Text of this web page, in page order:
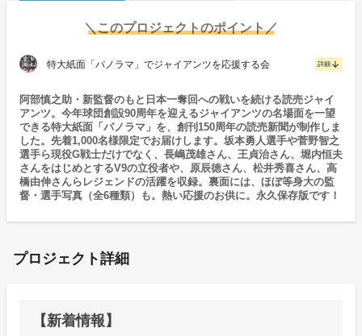
＼このプロジェクトのポイント／
特大紙面「パノラマ」でジャイアンツを応援する会 詳細 arrow_downward
阿部慎之助・新監督のもと日本一奪回への戦いを続ける読売ジャイ
アンツ。今年球団創設90周年を迎えるジャイアンツの名場面を一望
できる特大紙面「パノラマ」を、創刊150周年の読売新聞が制作しま
した。先着1,000名様限定でお届けします。坂本勇人選手や菅野智之
選手ら現役G戦士だけでなく、長嶋茂雄さん、王貞治さん、堀内恒夫
さんをはじめとするV9の立役者や、原辰徳さん、松井秀喜さん、高
橋由伸さんらレジェンドの活躍を収録。裏面には、ほぼ等身大の監
督・選手写真（全6種類）も。熱い応援のお供に。永久保存版です！
プロジェクト詳細
【新着情報】